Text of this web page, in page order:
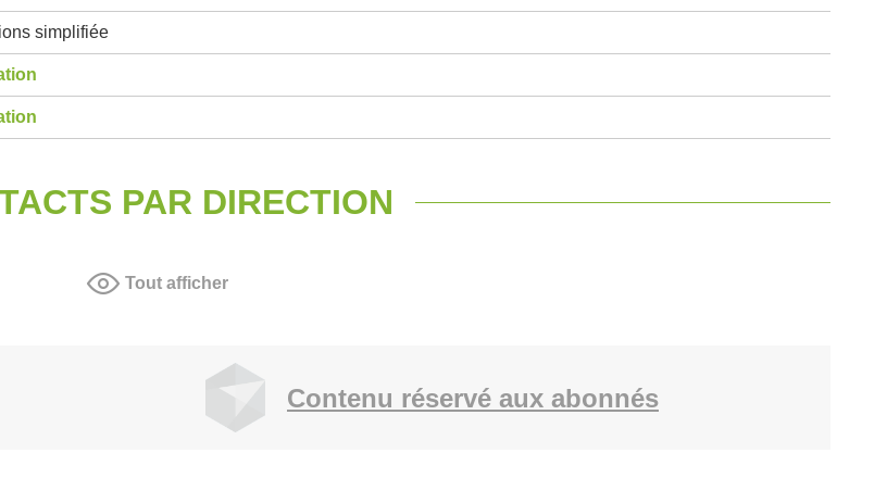
simplifiée
PAR DIRECTION
Tout afficher
Contenu réservé aux abonnés